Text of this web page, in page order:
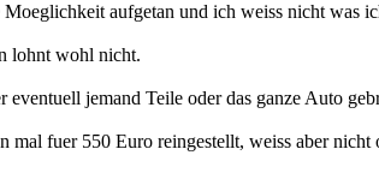
Moeglichkeit aufgetan und ich weiss nicht was
lohnt wohl nicht.
jemand Teile oder das ganze Auto
mal fuer 550 Euro reingestellt, weiss aber